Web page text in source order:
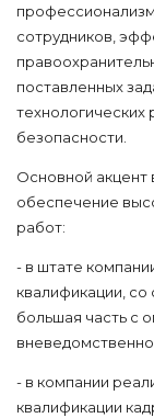
сотрудников,
поставленных
технологических
безопасности.
Основной акцент
обеспечение
работ:
- в штате
квалификации,
большая часть с
- в компании
квалификации